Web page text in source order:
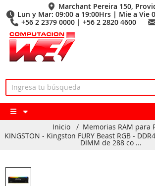
Marchant Pereira 150,
Lun y Mar: 09:00 a 19:00Hrs | Mie a Vie
+56 2 2379 0000 | +56 2 2820 4600
Inicio / Memorias RAM para
KINGSTON - Kingston FURY Beast RGB -
DIMM de 288 co ...